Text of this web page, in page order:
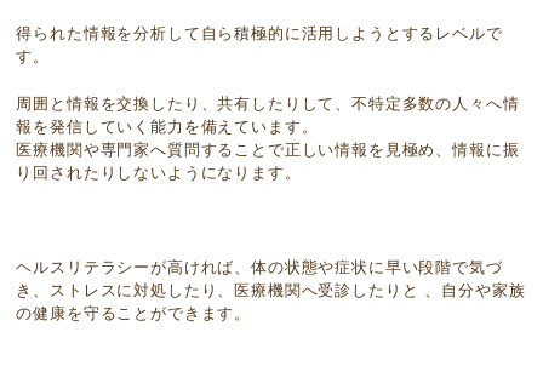
得られた情報を分析して自ら積極的に活用しようとするレベルで
す。
周囲と情報を交換したり、共有したりして、不特定多数の人々へ情
報を発信していく能力を備えています。
医療機関や専門家へ質問することで正しい情報を見極め、情報に振
り回されたりしないようになります。
ヘルスリテラシーが高ければ、体の状態や症状に早い段階で気づ
き、ストレスに対処したり、医療機関へ受診したりと 、自分や家族
の健康を守ることができます。